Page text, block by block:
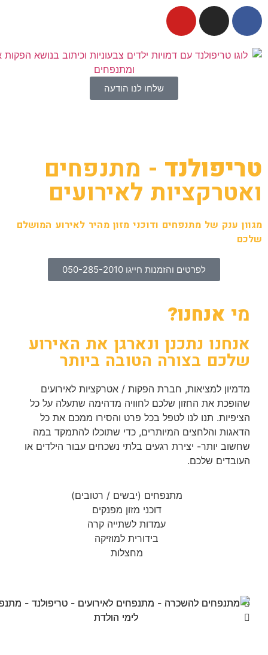
שלחו לנו הודעה
טריפולנד - מתנפחים
ואטרקציות לאירועים
מגוון ענק של מתנפחים ודוכני מזון מהיר לאירוע המושלם
שלכם
לפרטים והזמנות חייגו 050-285-2010
מי אנחנו?
אנחנו נתכנן ונארגן את האירוע
שלכם בצורה הטובה ביותר
מדמיון למציאות, חברת הפקות / אטרקציות לאירועים
שהופכת את החזון שלכם לחוויה מדהימה שתעלה על כל
הציפיות. תנו לנו לטפל בכל פרט והסירו ממכם את כל
הדאגות והלחצים המיותרים, כדי שתוכלו להתמקד במה
שחשוב יותר- יצירת רגעים בלתי נשכחים עבור הילדים או
העובדים שלכם.
מתנפחים (יבשים / רטובים)
דוכני מזון מפנקים
עמדות לשתייה קרה
בידורית למוזיקה
מחצלות